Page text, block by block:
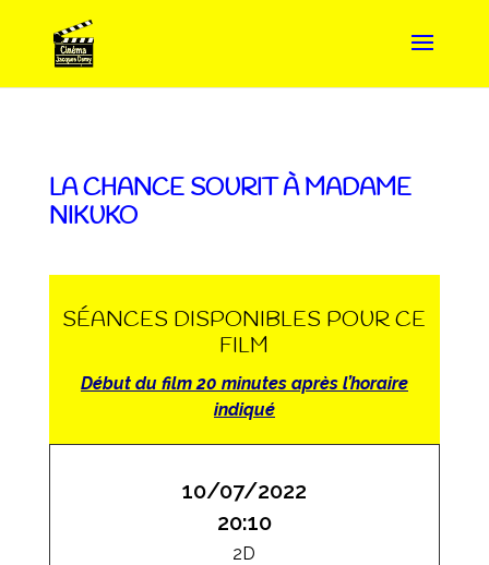
LA CHANCE SOURIT À MADAME
NIKUKO
SÉANCES DISPONIBLES POUR CE
FILM
Début du film 20 minutes après l’horaire
indiqué
10/07/2022
20:10
2D